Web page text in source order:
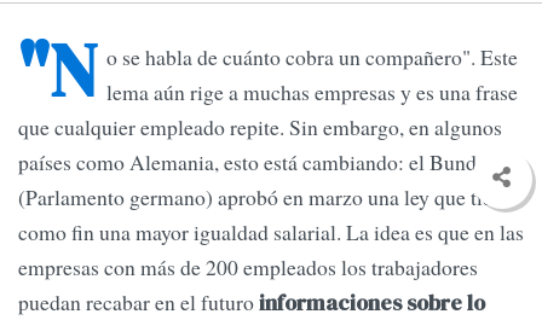
"N o se habla de cuánto cobra un compañero". Este
lema aún rige a muchas empresas y es una frase
que cualquier empleado repite. Sin embargo, en algunos
países como Alemania, esto está cambiando: el Bundestag
(Parlamento germano) aprobó en marzo una ley que tiene
como fin una mayor igualdad salarial. La idea es que en las
empresas con más de 200 empleados los trabajadores
puedan recabar en el futuroinformaciones sobre lo